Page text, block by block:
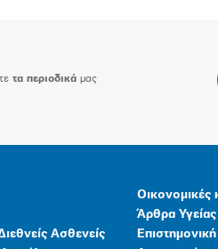
τα περιοδικά μας
Ασθενείς
Οικονομικές
Άρθρα Υγείας